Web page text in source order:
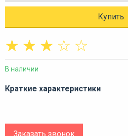
Купить
☆
☆
☆
☆
☆
В наличии
Краткие характеристики
Заказать звонок